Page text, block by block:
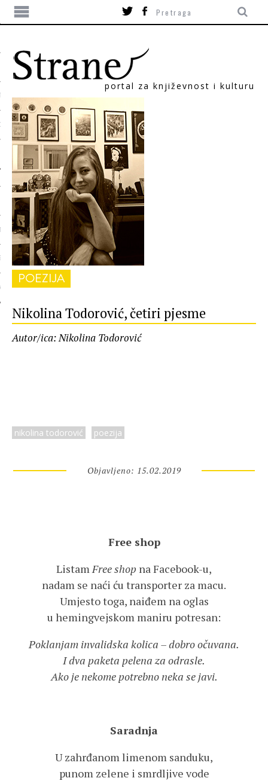
portal za književnost i kulturu
POEZIJA
Nikolina Todorović, četiri pjesme
Autor/ica: Nikolina Todorović
nikolina todorović poezija
Objavljeno: 15.02.2019
Free shop
ListamFree shop na Facebook-u,
nadam se naći ću transporter za macu.
Umjesto toga, naiđem na oglas
u hemingvejskom maniru potresan:
Poklanjam invalidska kolica – dobro očuvana.
I dva paketa pelena za odrasle.
Ako je nekome potrebno neka se javi.
Saradnja
U zahrđanom limenom sanduku,
punom zelene i smrdljive vode